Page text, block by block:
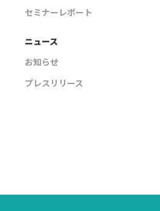
セミナーレポート
ニュース
お知らせ
プレスリリース